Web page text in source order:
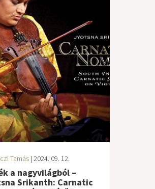
Tamás | 2024. 09. 12.
a nagyvilágból –
Srikanth: Carnatic